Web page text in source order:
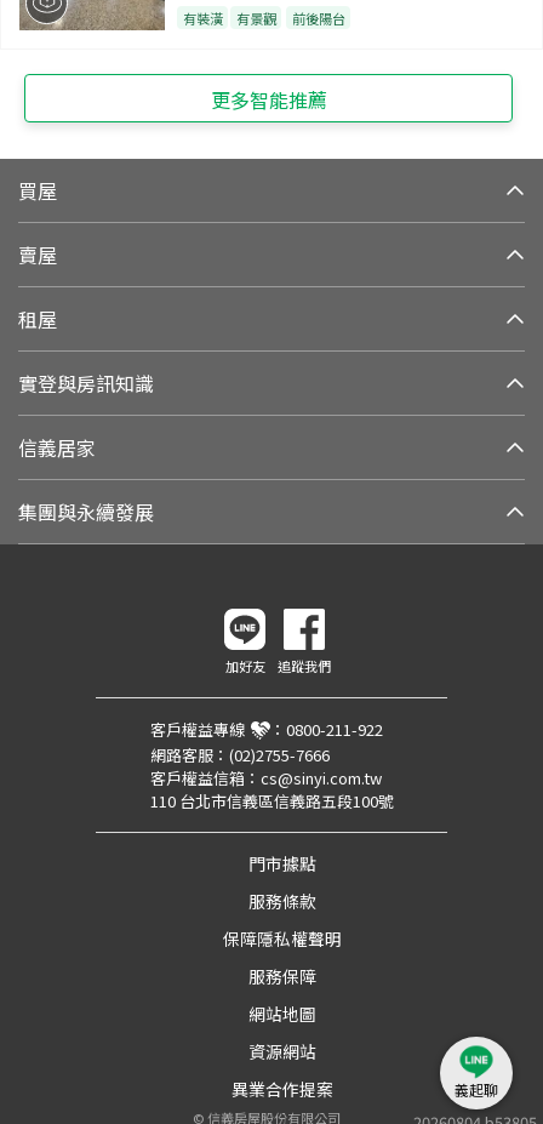
有裝潢 有景觀 前後陽台
更多智能推薦
買屋
賣屋
租屋
實登與房訊知識
信義居家
集團與永續發展
加好友 追蹤我們
客戶權益專線 ： 0800-211-922
網路客服： (02)2755-7666
客戶權益信箱： cs@sinyi.com.tw
110 台北市信義區信義路五段100號
門市據點
服務條款
保障隱私權聲明
服務保障
網站地圖
資源網站
異業合作提案
©信義房屋股份有限公司
義起聊